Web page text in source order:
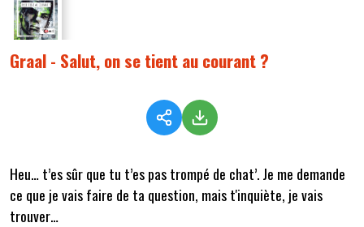
Graal - Salut, on se tient au courant ?
Heu… t’es sûr que tu t’es pas trompé de chat’. Je me demande
ce que je vais faire de ta question, mais t'inquiète, je vais
trouver…